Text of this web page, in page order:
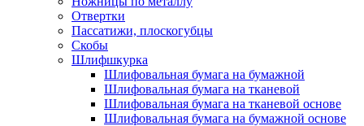
Отвертки
Пассатижи, плоскогубцы
Скобы
Шлифшкурка
Шлифовальная бумага на бумажной
Шлифовальная бумага на тканевой
Шлифовальная бумага на тканевой основе
Шлифовальная бумага на бумажной основе